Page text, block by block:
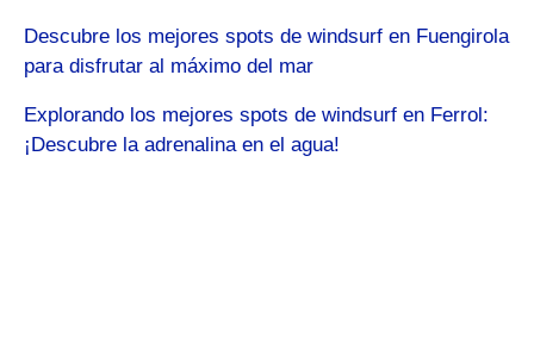
Descubre los mejores spots de windsurf en Fuengirola
para disfrutar al máximo del mar
Explorando los mejores spots de windsurf en Ferrol:
¡Descubre la adrenalina en el agua!